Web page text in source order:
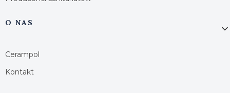
O NAS
Cerampol
Kontakt